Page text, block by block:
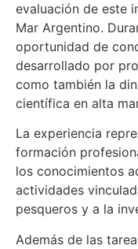
evaluación de este
Mar Argentino.
oportunidad de
desarrollado por
como también la
científica en alta
La experiencia
formación
los conocimientos
actividades
pesqueros y a la
Además de las